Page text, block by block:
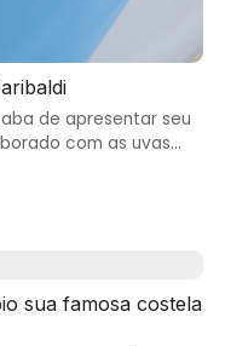
de apresentar seu
com as uvas…
sua famosa costela